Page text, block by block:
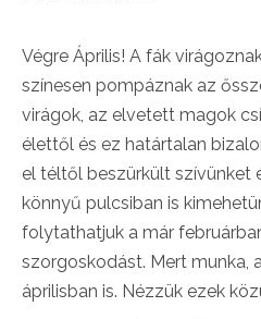
Végre Április! A fák
színesen pompáznak az
virágok, az elvetett magok
élettől és ez határtalan
el téltől beszürkült szívünket
könnyű pulcsiban is
folytathatjuk a már
szorgoskodást. Mert munka,
áprilisban is. Nézzük ezek